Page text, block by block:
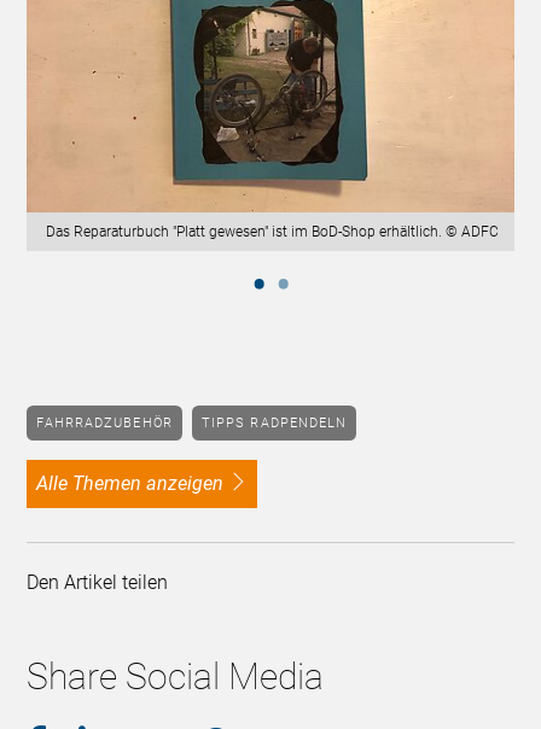
Das Reparaturbuch "Platt gewesen" ist im BoD-Shop erhältlich. © ADFC
FAHRRADZUBEHÖR TIPPS RADPENDELN
alle Themen anzeigen
Den Artikel teilen
Share Social Media